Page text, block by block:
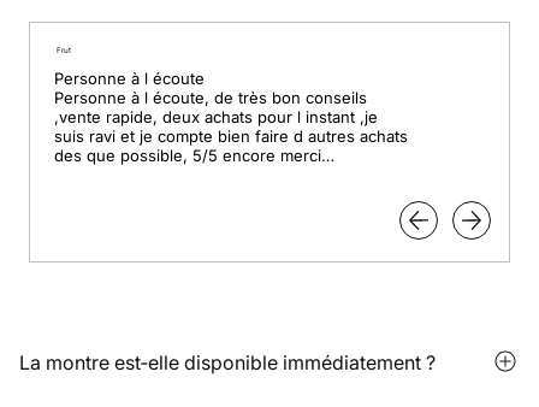
Frut
Personne à l écoute
Personne à l écoute, de très bon conseils
,vente rapide, deux achats pour l instant ,je
suis ravi et je compte bien faire d autres achats
des que possible, 5/5 encore merci
La montre est‑elle disponible immédiatement ?